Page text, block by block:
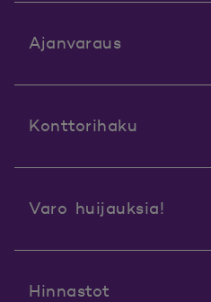
Ajanvaraus
Konttorihaku
Varo huijauksia!
Hinnastot